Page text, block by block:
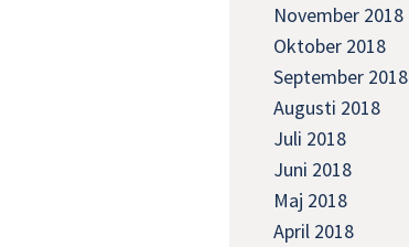
November 2018
Oktober 2018
September 2018
Augusti 2018
Juli 2018
Juni 2018
Maj 2018
April 2018